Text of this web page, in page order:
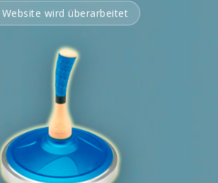
Website wird überarbeitet